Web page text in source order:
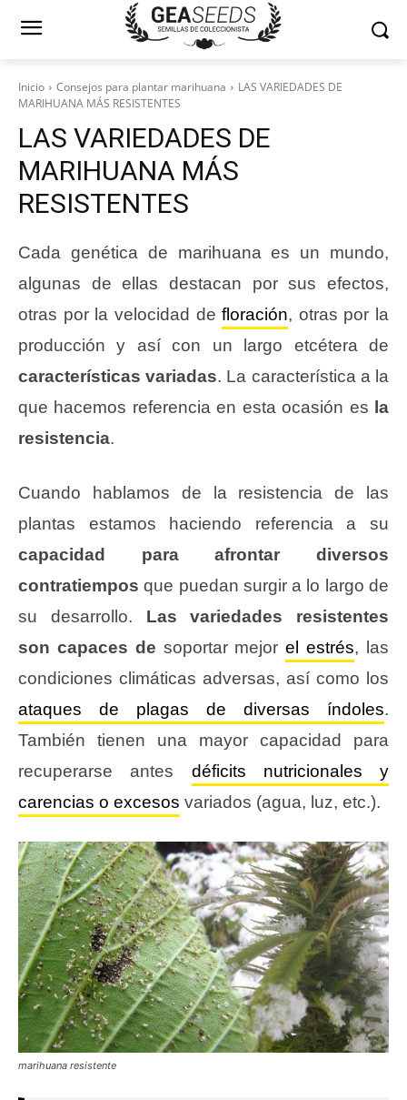
Inicio Consejos para plantar marihuana
LAS VARIEDADES DE
MARIHUANA MÁS RESISTENTES
LAS VARIEDADES DE
MARIHUANA MÁS
RESISTENTES
Cada genética de marihuana es un mundo,
algunas de ellas destacan por sus efectos,
otras por la velocidad defloración, otras por la
producción y así con un largo etcétera de
características variadas. La característica a la
que hacemos referencia en esta ocasión es la
resistencia.
Cuando hablamos de la resistencia de las
plantas estamos haciendo referencia a su
capacidad para afrontar diversos
contratiempos que puedan surgir a lo largo de
su desarrollo. Las variedades resistentes
son capaces de soportar mejorel estrés, las
condiciones climáticas adversas, así como los
ataques de plagas de diversas índoles.
También tienen una mayor capacidad para
recuperarse antes déficits nutricionales y
carencias o excesos variados (agua, luz, etc.).
marihuana resistente